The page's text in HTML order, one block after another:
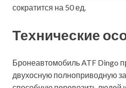
сократится на 50 ед.
Технические
Бронеавтомобиль ATF Dingo
двухосную полноприводную